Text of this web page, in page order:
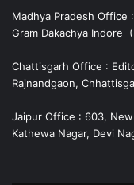
Madhya Pradesh Office
Gram Dakachya Indore
Chattisgarh Office :
Rajnandgaon,
Jaipur Office : 603, New
Kathewa Nagar, Devi